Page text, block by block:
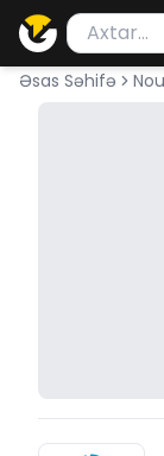
Məhsul
Axtarış
Əsas Səhifə